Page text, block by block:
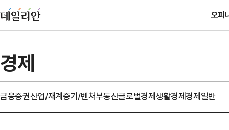
오피
경제
금융증권산업/재계중기/벤처부동산글로벌경제생활경제경제일반